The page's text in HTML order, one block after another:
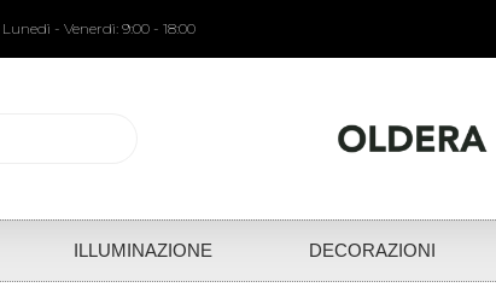
Lunedì - Venerdì: 9:00 - 18:00
ILLUMINAZIONE DECORAZIONI